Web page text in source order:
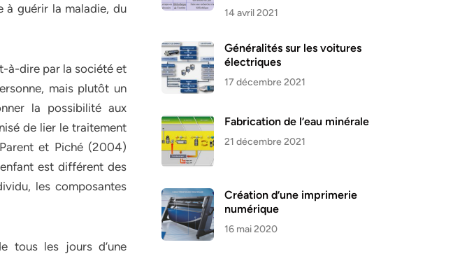
à guérir la maladie, du
à-dire par la société et
mais plutôt un
la possibilité aux
de lier le traitement
et Piché (2004)
est différent des
les composantes
tous les jours d’une
14 avril 2021
Généralités sur les voitures
électriques
17 décembre 2021
Fabrication de l’eau minérale
21 décembre 2021
Création d’une imprimerie
numérique
16 mai 2020